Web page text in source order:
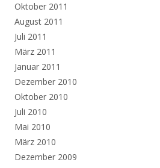
Oktober 2011
August 2011
Juli 2011
März 2011
Januar 2011
Dezember 2010
Oktober 2010
Juli 2010
Mai 2010
März 2010
Dezember 2009